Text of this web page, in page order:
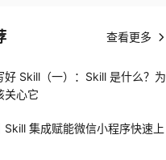
查看更多
好 Skill（一）：Skill 是什么？为
关心它
Skill 集成赋能微信小程序快速上